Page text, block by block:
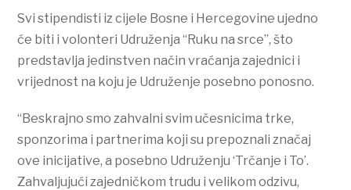
Svi stipendisti iz cijele Bosne i Hercegovine ujedno
će biti i volonteri Udruženja “Ruku na srce”, što
predstavlja jedinstven način vraćanja zajednici i
vrijednost na koju je Udruženje posebno ponosno.
“Beskrajno smo zahvalni svim učesnicima trke,
sponzorima i partnerima koji su prepoznali značaj
ove inicijative, a posebno Udruženju ‘Trčanje i To’.
Zahvaljujući zajedničkom trudu i velikom odzivu,